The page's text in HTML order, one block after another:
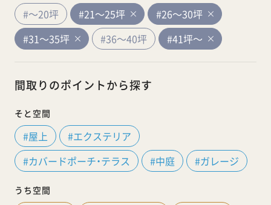
#～20坪 #21～25坪
#26～30坪
#31～35坪
#36～40坪 #41坪～
間取りのポイントから探す
そと空間
#屋上
#エクステリア
#カバードポーチ・テラス
#中庭 #ガレージ
うち空間